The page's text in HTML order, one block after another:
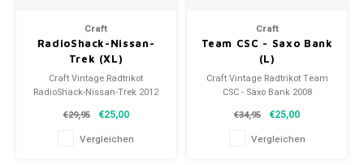
Craft
RadioShack-Nissan-
Trek (XL)
Craft Vintage Radtrikot
RadioShack-Nissan-Trek 2012
Zustand: 9/10 (gebraucht)
€29,95 €25,00
Vergleichen
Craft
Team CSC - Saxo Bank
(L)
Craft Vintage Radtrikot Team
CSC - Saxo Bank 2008
Zustand: 9,5/10 (gebraucht)
€34,95 €25,00
Vergleichen